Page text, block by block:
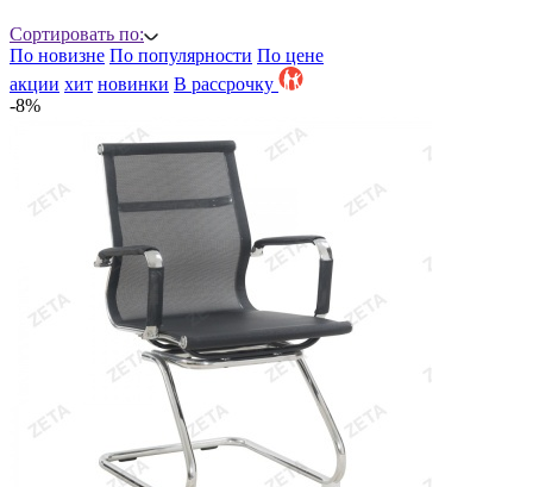
Сортировать по:
По новизне По популярности По цене
акции хит новинки B рассрочку
-8%